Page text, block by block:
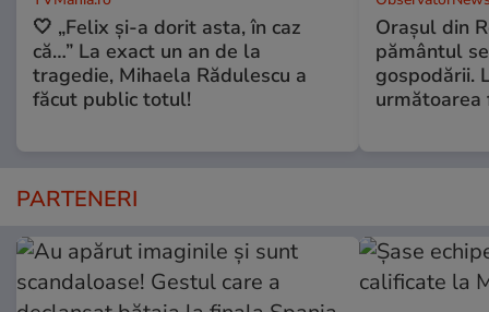
🤍 „Felix și-a dorit asta, în caz
că…” La exact un an de la
tragedie, Mihaela Rădulescu a
făcut public totul!
Oraşul din
pământul
gospodării.
următoarea
PARTENERI